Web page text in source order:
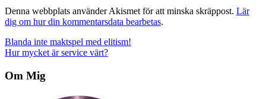
Denna webbplats använder Akismet för att minska skräppost. Lär
dig om hur din kommentarsdata bearbetas.
Inläggsnavigering
Blanda inte maktspel med elitism!
Hur mycket är service värt?
Om Mig